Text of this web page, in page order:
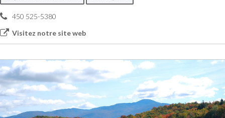
450 525-5380
Visitez notre site web